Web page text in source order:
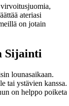
ateriasi
on jotain
Sijainti
lounasaikaan.
tai ystävien kanssa.
on helppo poiketa